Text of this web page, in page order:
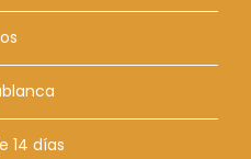
14 días